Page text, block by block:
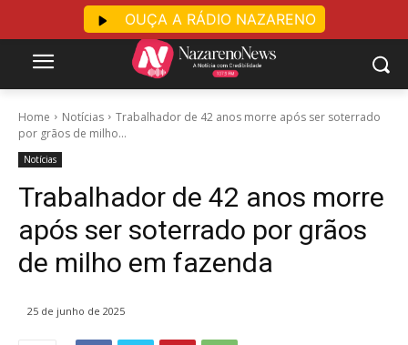
Home Notícias
Trabalhador de 42 anos morre após ser soterrado
por grãos de milho...
Notícias
Trabalhador de 42 anos morre
após ser soterrado por grãos
de milho em fazenda
25 de junho de 2025
OUÇA A RÁDIO NAZARENO